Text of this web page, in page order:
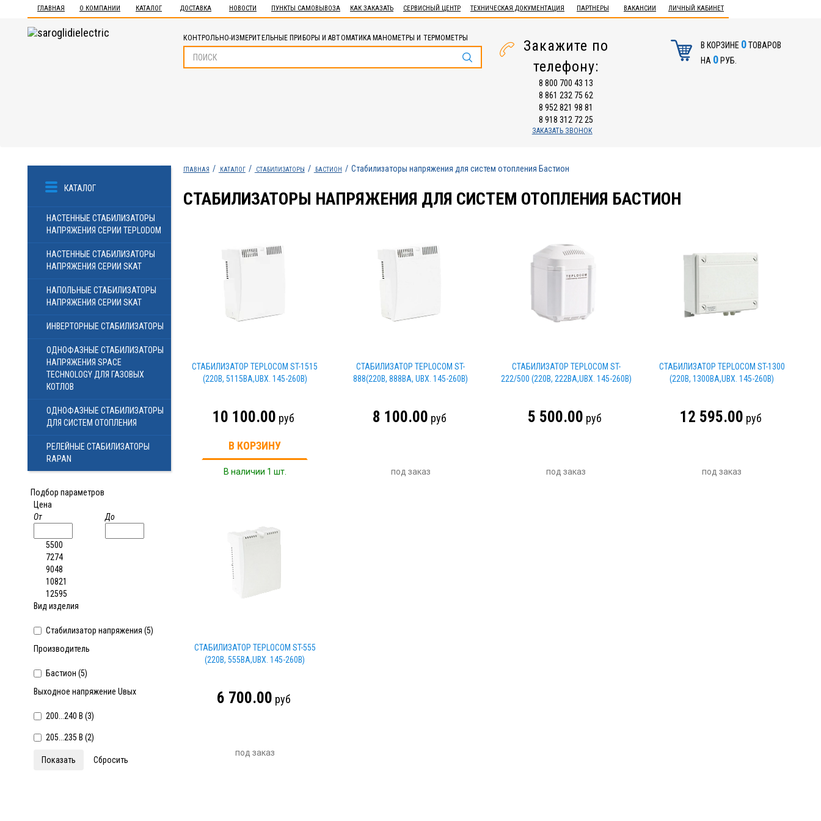
ГЛАВНАЯ О КОМПАНИИ КАТАЛОГ ДОСТАВКА НОВОСТИ ПУНКТЫ САМОВЫВОЗА КАК ЗАКАЗАТЬ СЕРВИСНЫЙ ЦЕНТР ТЕХНИЧЕСКАЯ ДОКУМЕНТАЦИЯ ПАРТНЕРЫ ВАКАНСИИ ЛИЧНЫЙ КАБИНЕТ
КОНТРОЛЬНО-ИЗМЕРИТЕЛЬНЫЕ ПРИБОРЫ И АВТОМАТИКА МАНОМЕТРЫ И ТЕРМОМЕТРЫ
Закажите по
телефону:
8 800 700 43 13
8 861 232 75 62
8 952 821 98 81
8 918 312 72 25
ЗАКАЗАТЬ ЗВОНОК
В КОРЗИНЕ 0ТОВАРОВ
НА 0РУБ.
КАТАЛОГ
НАСТЕННЫЕ СТАБИЛИЗАТОРЫ
НАПРЯЖЕНИЯ СЕРИИ TEPLODOM
НАСТЕННЫЕ СТАБИЛИЗАТОРЫ
НАПРЯЖЕНИЯ СЕРИИ SKAT
НАПОЛЬНЫЕ СТАБИЛИЗАТОРЫ
НАПРЯЖЕНИЯ СЕРИИ SKAT
ИНВЕРТОРНЫЕ СТАБИЛИЗАТОРЫ
ОДНОФАЗНЫЕ СТАБИЛИЗАТОРЫ
НАПРЯЖЕНИЯ SPACE
TECHNOLOGY ДЛЯ ГАЗОВЫХ
КОТЛОВ
ОДНОФАЗНЫЕ СТАБИЛИЗАТОРЫ
ДЛЯ СИСТЕМ ОТОПЛЕНИЯ
РЕЛЕЙНЫЕ СТАБИЛИЗАТОРЫ
RAPAN
Подбор параметров
Цена
От
До
5500
7274
9048
10821
12595
Вид изделия
Стабилизатор напряжения (5)
Производитель
Бастион (5)
Выходное напряжение Uвых
200...240 В (3)
205...235 В (2)
ГЛАВНАЯ КАТАЛОГ СТАБИЛИЗАТОРЫ БАСТИОН Стабилизаторы напряжения для систем отопления Бастион
СТАБИЛИЗАТОРЫ НАПРЯЖЕНИЯ ДЛЯ СИСТЕМ ОТОПЛЕНИЯ БАСТИОН
СТАБИЛИЗАТОР TEPLOCOM ST-1515
(220В, 5115ВА,UВХ. 145-260В)
10 100.00 руб
В КОРЗИНУ
В наличии 1 шт.
СТАБИЛИЗАТОР TEPLOCOM ST-
888(220В, 888ВА, UВХ. 145-260В)
8 100.00 руб
под заказ
СТАБИЛИЗАТОР TEPLOCOM ST-
222/500 (220В, 222ВА,UВХ. 145-260В)
5 500.00 руб
под заказ
СТАБИЛИЗАТОР TEPLOCOM ST-1300
(220В, 1300ВА,UВХ. 145-260В)
12 595.00 руб
под заказ
СТАБИЛИЗАТОР TEPLOCOM ST-555
(220В, 555ВА,UВХ. 145-260В)
6 700.00 руб
под заказ